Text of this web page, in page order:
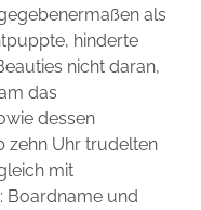
als
hinderte
nicht daran,
das
dessen
zehn Uhr trudelten
mit
Boardname und